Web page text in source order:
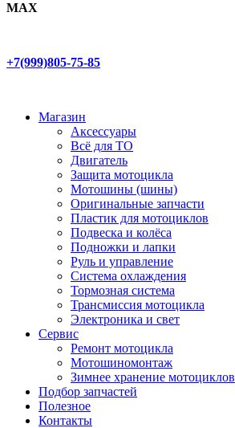
MAX
+7(999)805-75-85
Магазин
Аксессуары
Всё для ТО
Двигатель
Защита мотоцикла
Мотошины (шины)
Оригинальные запчасти
Пластик для мотоциклов
Подвеска и колёса
Подножки и лапки
Руль и управление
Система охлаждения
Тормозная система
Трансмиссия мотоцикла
Электроника и свет
Сервис
Ремонт мотоцикла
Мотошиномонтаж
Зимнее хранение мотоциклов
Подбор запчастей
Полезное
Контакты